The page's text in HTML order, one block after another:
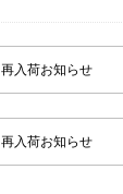
再入荷お知らせ
再入荷お知らせ